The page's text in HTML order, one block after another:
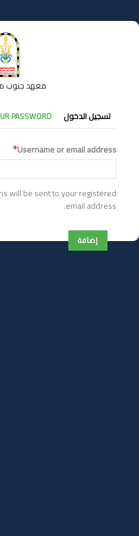
إلى
المحتوى
معهد جنوب
التبويبات
الأساسية
تسجيل الدخول PASSWORD
Username or email address
will be sent to your registered
email address.